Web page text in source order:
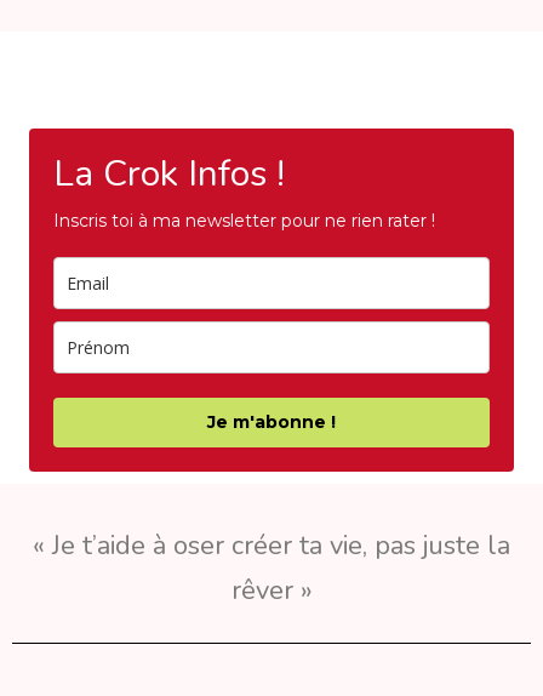
La Crok Infos !
Inscris toi à ma newsletter pour ne rien rater !
Je m'abonne !
« Je t’aide à oser créer ta vie, pas juste la
rêver »